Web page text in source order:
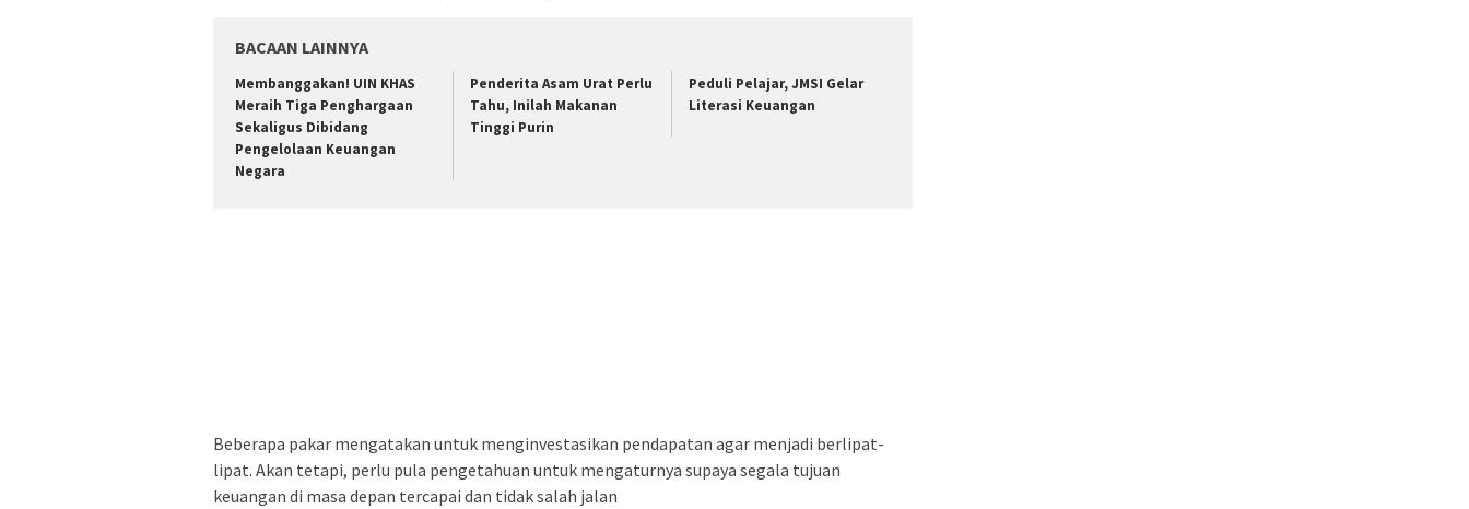
BACAAN LAINNYA
Membanggakan! UIN KHAS
Meraih Tiga Penghargaan
Sekaligus Dibidang
Pengelolaan Keuangan
Negara
Penderita Asam Urat Perlu
Tahu, Inilah Makanan
Tinggi Purin
Peduli Pelajar, JMSI Gelar
Literasi Keuangan
Beberapa pakar mengatakan untuk menginvestasikan pendapatan agar menjadi berlipat-
lipat. Akan tetapi, perlu pula pengetahuan untuk mengaturnya supaya segala tujuan
keuangan di masa depan tercapai dan tidak salah jalan